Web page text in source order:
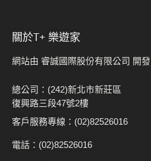
關於t+ 樂遊家
網站由 睿誠國際股份有限公司 開發
總公司：(242)新北市新莊區
復興路三段47號2樓
客戶服務專線：(02)82526016
電話：(02)82526016